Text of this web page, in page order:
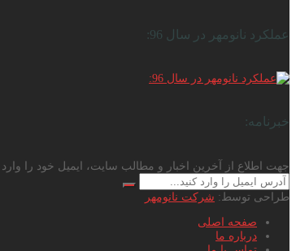
عملکرد نانومهر در سال 96:
خبرنامه‌:
جهت اطلاع از آخرین اخبار و مطالب سایت، ایمیل خود را وارد
طراحی توسط: شرکت نانومهر
صفحه اصلی
درباره ما